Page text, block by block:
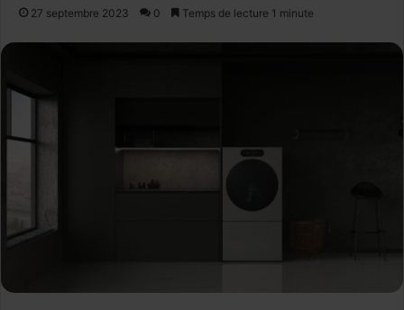
27 septembre 2023 0 Temps de lecture 1 minute